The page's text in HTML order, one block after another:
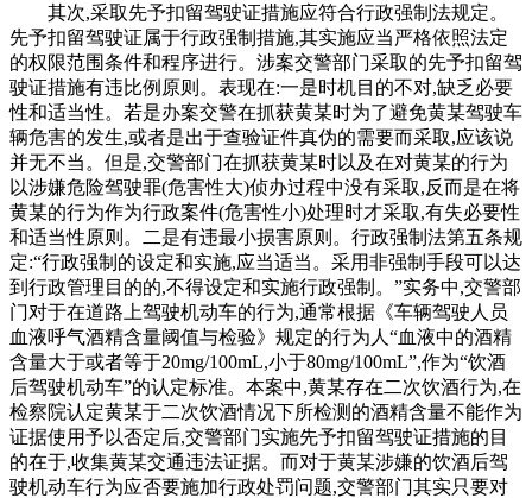
其次,采取先予扣留驾驶证措施应符合行政强制法规定。
先予扣留驾驶证属于行政强制措施,其实施应当严格依照法定
的权限范围条件和程序进行。涉案交警部门采取的先予扣留驾
驶证措施有违比例原则。表现在:一是时机目的不对,缺乏必要
性和适当性。若是办案交警在抓获黄某时为了避免黄某驾驶车
辆危害的发生,或者是出于查验证件真伪的需要而采取,应该说
并无不当。但是,交警部门在抓获黄某时以及在对黄某的行为
以涉嫌危险驾驶罪(危害性大)侦办过程中没有采取,反而是在将
黄某的行为作为行政案件(危害性小)处理时才采取,有失必要性
和适当性原则。二是有违最小损害原则。行政强制法第五条规
定:“行政强制的设定和实施,应当适当。采用非强制手段可以达
到行政管理目的的,不得设定和实施行政强制。”实务中,交警部
门对于在道路上驾驶机动车的行为,通常根据《车辆驾驶人员
血液呼气酒精含量阈值与检验》规定的行为人“血液中的酒精
含量大于或者等于20mg/100mL,小于80mg/100mL”,作为“饮酒
后驾驶机动车”的认定标准。本案中,黄某存在二次饮酒行为,在
检察院认定黄某于二次饮酒情况下所检测的酒精含量不能作为
证据使用予以否定后,交警部门实施先予扣留驾驶证措施的目
的在于,收集黄某交通违法证据。而对于黄某涉嫌的饮酒后驾
驶机动车行为应否要施加行政处罚问题,交警部门其实只要对